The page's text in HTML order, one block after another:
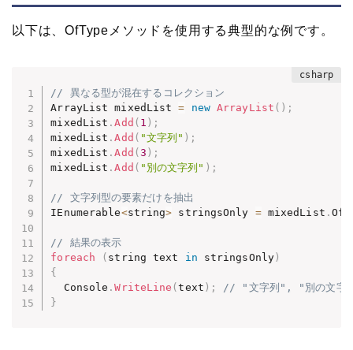
以下は、OfTypeメソッドを使用する典型的な例です。
// 異なる型が混在するコレクション
ArrayList mixedList = new ArrayList ( ) ;
mixedList .Add ( 1 ) ;
mixedList .Add ( "文字列" ) ;
mixedList .Add ( 3 ) ;
mixedList .Add ( "別の文字列" ) ;
// 文字列型の要素だけを抽出
IEnumerable<string> stringsOnly = mixedList .
// 結果の表示
foreach
( string text in stringsOnly)
{
  Console
.WriteLine (text ) ;
// "文字列", "別の文字列
}